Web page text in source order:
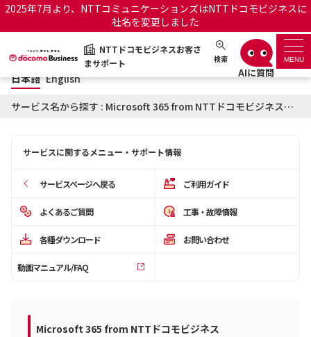
2025年7月より、NTTコミュニケーションズはNTTドコモビジネスに
社名を変更しました
NTTドコモビジネスお客さ
まサポート
検索 MENU
NTTドコモビジネスお客さまサポート 日本語 English
サポートトップ
お知らせ サポートサイトの使い方
OCNのお客さまはこちら
工事・故障情報通知サー
日本語 English
サービス名から探す : Microsoft 365 from NTTドコモビジネスに関するお知らせ
サービスに関するメニュー・サポート情報
サービスページへ戻る ご利用ガイド
よくあるご質問 工事・故障情報
各種ダウンロード お問い合わせ
動画マニュアル/FAQ
Microsoft 365 from NTTドコモビジネス